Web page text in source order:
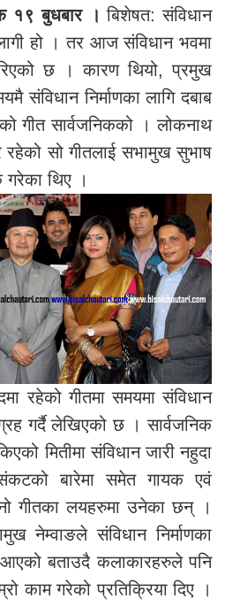
१९ बुधबार । बिशेषत: संविधान
हो । तर आज संविधान भवमा
छ । कारण थियो, प्रमुख
संविधान निर्माणका लागि दबाब
गीत सार्वजनिकको । लोकनाथ
रहेको सो गीतलाई सभामुख सुभाष
गरेका थिए ।
रहेको गीतमा समयमा संविधान
गर्दै लेखिएको छ । सार्वजनिक
मितीमा संविधान जारी नहुदा
बारेमा समेत गायक एवं
गीतका लयहरुमा उनेका छन् ।
नेम्वाङले संविधान निर्माणका
आएको बताउदै कलाकारहरुले पनि
काम गरेको प्रतिक्रिया दिए ।